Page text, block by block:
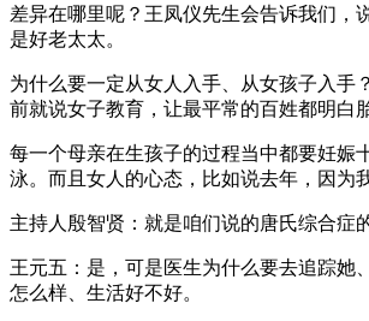
差异在哪里呢？王凤仪先生会告诉我们，
是好老太太。
为什么要一定从女人入手、从女孩子入手
前就说女子教育，让最平常的百姓都明白
每一个母亲在生孩子的过程当中都要妊娠
泳。而且女人的心态，比如说去年，因为
主持人殷智贤：就是咱们说的唐氏综合症
王元五：是，可是医生为什么要去追踪她
怎么样、生活好不好。